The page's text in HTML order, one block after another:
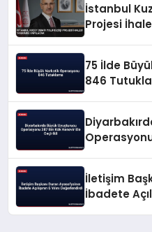
İstanbul
Projesi
75 İlde
846
İletişim
İbadete